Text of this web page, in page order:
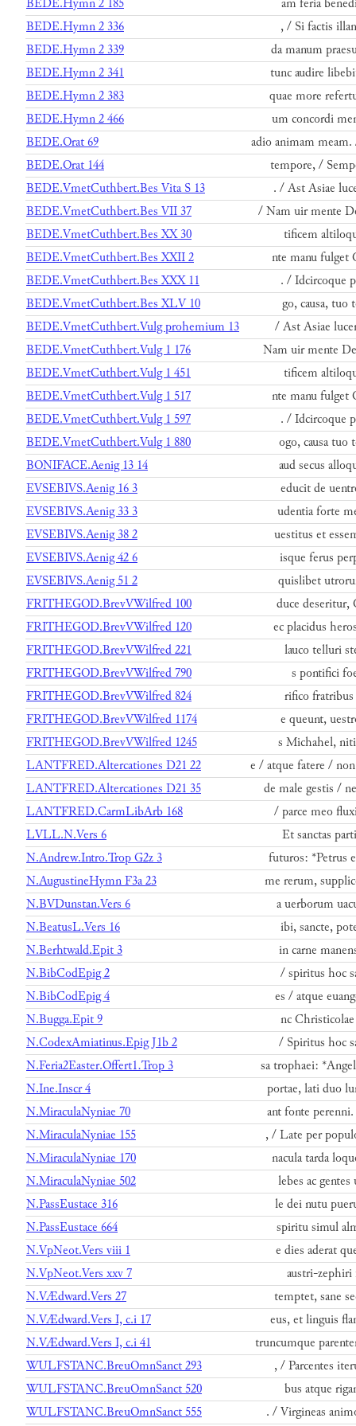
BEDE.Hymn 2 336
, / Si factis
BEDE.Hymn 2 339
da manum
BEDE.Hymn 2 341
tunc audire
BEDE.Hymn 2 383
quae more
BEDE.Hymn 2 466
um concordi
BEDE.Orat 69
adio animam meam.
BEDE.Orat 144
tempore, /
BEDE.VmetCuthbert.Bes Vita S 13
. / Ast Asiae
BEDE.VmetCuthbert.Bes VII 37
/ Nam uir mente
BEDE.VmetCuthbert.Bes XX 30
tificem
BEDE.VmetCuthbert.Bes XXII 2
nte manu fulget
BEDE.VmetCuthbert.Bes XXX 11
. / Idcircoque
BEDE.VmetCuthbert.Bes XLV 10
go, causa, tuo
BEDE.VmetCuthbert.Vulg prohemium 13
/ Ast Asiae
BEDE.VmetCuthbert.Vulg 1 176
Nam uir mente
BEDE.VmetCuthbert.Vulg 1 451
tificem
BEDE.VmetCuthbert.Vulg 1 517
nte manu fulget
BEDE.VmetCuthbert.Vulg 1 597
. / Idcircoque
BEDE.VmetCuthbert.Vulg 1 880
ogo, causa tuo
BONIFACE.Aenig 13 14
aud secus
EVSEBIVS.Aenig 16 3
educit de
EVSEBIVS.Aenig 33 3
udentia forte
EVSEBIVS.Aenig 38 2
uestitus et
EVSEBIVS.Aenig 42 6
isque ferus
EVSEBIVS.Aenig 51 2
quislibet
FRITHEGOD.BrevVWilfred 100
duce
FRITHEGOD.BrevVWilfred 120
ec placidus
FRITHEGOD.BrevVWilfred 221
lauco telluri
FRITHEGOD.BrevVWilfred 790
s pontifici
FRITHEGOD.BrevVWilfred 824
rifico
FRITHEGOD.BrevVWilfred 1174
e queunt,
FRITHEGOD.BrevVWilfred 1245
s Michahel,
LANTFRED.Altercationes D21 22
e / atque fatere /
LANTFRED.Altercationes D21 35
de male gestis /
LANTFRED.CarmLibArb 168
/ parce meo
LVLL.N.Vers 6
Et sanctas
N.Andrew.Intro.Trop G2z 3
futuros: *Petrus
N.AugustineHymn F3a 23
me rerum,
N.BVDunstan.Vers 6
a uerborum
N.BeatusL.Vers 16
ibi, sancte,
N.Berhtwald.Epit 3
in carne
N.BibCodEpig 2
/ spiritus hoc
N.BibCodEpig 4
es / atque
N.Bugga.Epit 9
nc
N.CodexAmiatinus.Epig J1b 2
/ Spiritus hoc
N.Feria2Easter.Offert1.Trop 3
sa trophaei:
N.Ine.Inscr 4
portae, lati duo
N.MiraculaNyniae 70
ant fonte
N.MiraculaNyniae 155
, / Late per
N.MiraculaNyniae 170
nacula tarda
N.MiraculaNyniae 502
lebes ac
N.PassEustace 316
le dei nutu
N.PassEustace 664
spiritu simul
N.VpNeot.Vers viii 1
e dies aderat
N.VpNeot.Vers xxv 7
austri-
N.VÆdward.Vers 27
temptet, sane
N.VÆdward.Vers I, c.i 17
eus, et linguis
N.VÆdward.Vers I, c.i 41
truncumque
WULFSTANC.BreuOmnSanct 293
, / Parcentes
WULFSTANC.BreuOmnSanct 520
bus atque
WULFSTANC.BreuOmnSanct 555
. / Virgineas